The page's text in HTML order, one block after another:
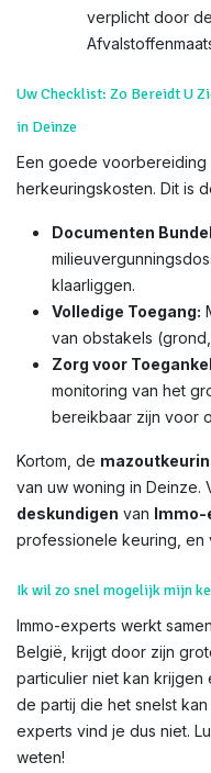
verplicht door
Uw Checklist: Zo Bereidt U
in Deinze
Een goede voorbereiding
herkeuringskosten. Dit is
Documenten
klaarliggen.
Volledige Toegang:
van obstakels
Zorg voor
monitoring van het
bereikbaar zijn voor
Kortom, de
van uw woning in Deinze.
deskundigen van Immo-
professionele keuring, en
Ik wil zo snel mogelijk mijn
Immo-experts werkt
België, krijgt door zijn
particulier niet kan krijgen
de partij die het snelst
experts vind je dus niet.
weten!